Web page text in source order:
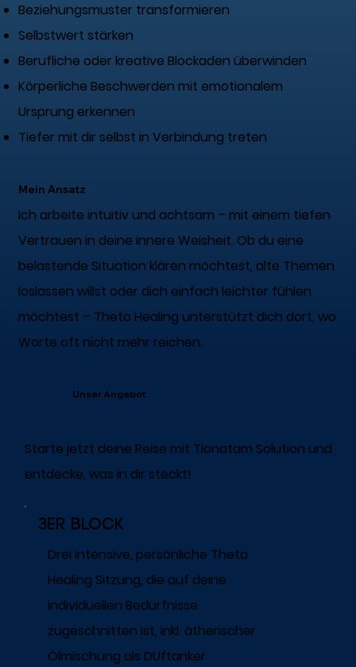
Beziehungsmuster transformieren
Selbstwert stärken
Berufliche oder kreative Blockaden überwinden
Körperliche Beschwerden mit emotionalem
Ursprung erkennen
Tiefer mit dir selbst in Verbindung treten
Mein Ansatz
Ich arbeite intuitiv und achtsam – mit einem tiefen
Vertrauen in deine innere Weisheit. Ob du eine
belastende Situation klären möchtest, alte Themen
loslassen willst oder dich einfach leichter fühlen
möchtest – Theta Healing unterstützt dich dort, wo
Worte oft nicht mehr reichen.
3er Block
Drei intensive, persönliche Theta
Healing Sitzung, die auf deine
individuellen Bedürfnisse
zugeschnitten ist, inkl. ätherischer
Ölmischung als DUftanker
Unser Angebot
Starte jetzt deine Reise mit Tionatam Solution und
entdecke, was in dir steckt!